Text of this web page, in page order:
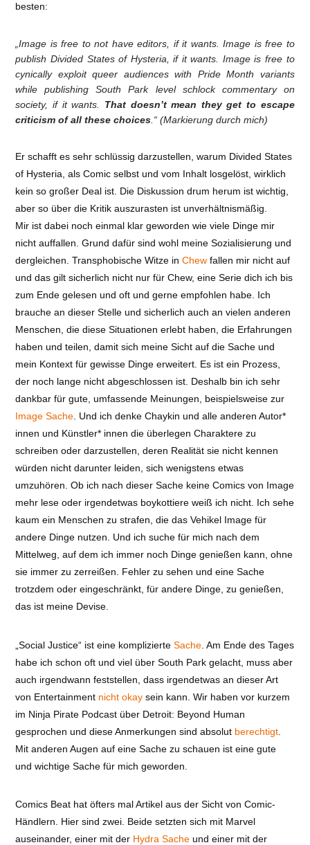
besten:
„Image is free to not have editors, if it wants. Image is free to
publish Divided States of Hysteria, if it wants. Image is free to
cynically exploit queer audiences with Pride Month variants
while publishing South Park level schlock commentary on
society, if it wants. That doesn’t mean they get to escape
criticism of all these choices.“ (Markierung durch mich)
Er schafft es sehr schlüssig darzustellen, warum Divided States
of Hysteria, als Comic selbst und vom Inhalt losgelöst, wirklich
kein so großer Deal ist. Die Diskussion drum herum ist wichtig,
aber so über die Kritik auszurasten ist unverhältnismäßig.
Mir ist dabei noch einmal klar geworden wie viele Dinge mir
nicht auffallen. Grund dafür sind wohl meine Sozialisierung und
dergleichen. Transphobische Witze inChew fallen mir nicht auf
und das gilt sicherlich nicht nur für Chew, eine Serie dich ich bis
zum Ende gelesen und oft und gerne empfohlen habe. Ich
brauche an dieser Stelle und sicherlich auch an vielen anderen
Menschen, die diese Situationen erlebt haben, die Erfahrungen
haben und teilen, damit sich meine Sicht auf die Sache und
mein Kontext für gewisse Dinge erweitert. Es ist ein Prozess,
der noch lange nicht abgeschlossen ist. Deshalb bin ich sehr
dankbar für gute, umfassende Meinungen, beispielsweise zur
Image Sache. Und ich denke Chaykin und alle anderen Autor*
innen und Künstler* innen die überlegen Charaktere zu
schreiben oder darzustellen, deren Realität sie nicht kennen
würden nicht darunter leiden, sich wenigstens etwas
umzuhören. Ob ich nach dieser Sache keine Comics von Image
mehr lese oder irgendetwas boykottiere weiß ich nicht. Ich sehe
kaum ein Menschen zu strafen, die das Vehikel Image für
andere Dinge nutzen. Und ich suche für mich nach dem
Mittelweg, auf dem ich immer noch Dinge genießen kann, ohne
sie immer zu zerreißen. Fehler zu sehen und eine Sache
trotzdem oder eingeschränkt, für andere Dinge, zu genießen,
das ist meine Devise.
„Social Justice“ ist eine komplizierteSache . Am Ende des Tages
habe ich schon oft und viel über South Park gelacht, muss aber
auch irgendwann feststellen, dass irgendetwas an dieser Art
von Entertainment nicht okay sein kann. Wir haben vor kurzem
im Ninja Pirate Podcast über Detroit: Beyond Human
gesprochen und diese Anmerkungen sind absolut berechtigt
Mit anderen Augen auf eine Sache zu schauen ist eine gute
und wichtige Sache für mich geworden.
Comics Beat hat öfters mal Artikel aus der Sicht von Comic-
Händlern. Hier sind zwei. Beide setzten sich mit Marvel
auseinander, einer mit der Hydra Sache und einer mit der